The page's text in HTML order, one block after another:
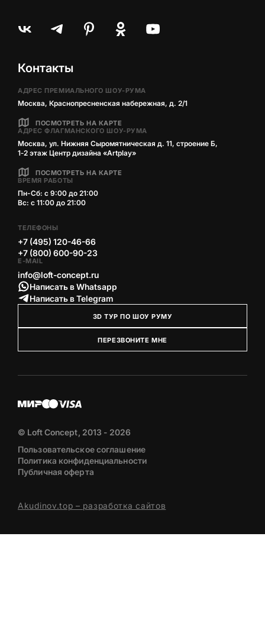
Контакты
АДРЕС ПРЕМИАЛЬНОГО ШОУ-РУМА
Москва, Краснопресненская набережная, д. 2/1
ПОСМОТРЕТЬ НА КАРТЕ
АДРЕС ФЛАГМАНСКОГО ШОУ-РУМА
Москва, ул. Нижняя Сыромятническая д. 11, строение Б,
1‑2 этаж Центр дизайна «Artplay»
ПОСМОТРЕТЬ НА КАРТЕ
ВРЕМЯ РАБОТЫ
Пн-Сб: с 9:00 до 21:00
Вс: с 11:00 до 21:00
ТЕЛЕФОНЫ
+7 (495) 120-46-66
+7 (800) 600-90-23
E-MAIL
info@loft-concept.ru
Написать в Whatsapp
Написать в Telegram
3D ТУР ПО ШОУ РУМУ
ПЕРЕЗВОНИТЕ МНЕ
© Loft Concept, 2013 - 2026
Пользовательское соглашение
Политика конфиденциальности
Публичная оферта
Akudinov.top – разработка сайтов